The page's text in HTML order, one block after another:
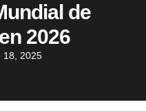
de
2026
18, 2025